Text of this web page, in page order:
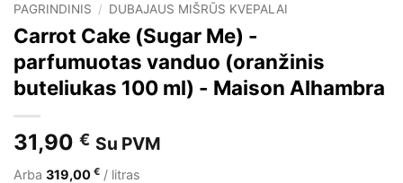
PAGRINDINIS / DUBAJAUS MIŠRŪS KVEPALAI
Carrot Cake (Sugar Me) -
parfumuotas vanduo (oranžinis
buteliukas 100 ml) - Maison Alhambra
31,90 € Su PVM
Arba 319,00 € / litras